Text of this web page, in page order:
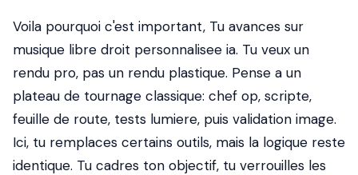
Voila pourquoi c'est important, Tu avances sur
musique libre droit personnalisee ia. Tu veux un
rendu pro, pas un rendu plastique. Pense a un
plateau de tournage classique: chef op, scripte,
feuille de route, tests lumiere, puis validation image.
Ici, tu remplaces certains outils, mais la logique reste
identique. Tu cadres ton objectif, tu verrouilles les